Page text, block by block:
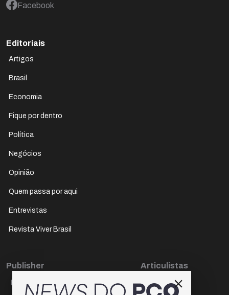
Facebook
Editoriais
Artigos
Brasil
Economia
Fique por dentro
Política
Negócios
Opinião
Quem passa por aqui
Entrevistas
Revista Viver Brasil
Publisher
Paulo Cesar de Oliveira
Articulistas
Décio Freire